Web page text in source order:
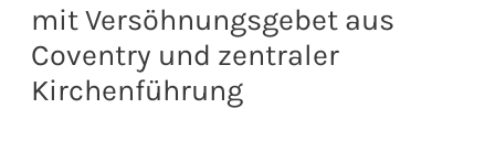
mit Versöhnungsgebet aus
Coventry und zentraler
Kirchenführung